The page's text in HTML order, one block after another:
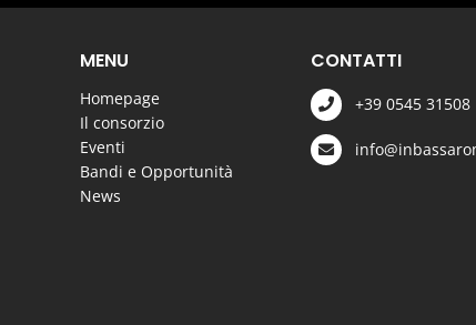
MENU
Homepage
Il consorzio
Eventi
Bandi e Opportunità
News
CONTATTI
+39 0545 31508